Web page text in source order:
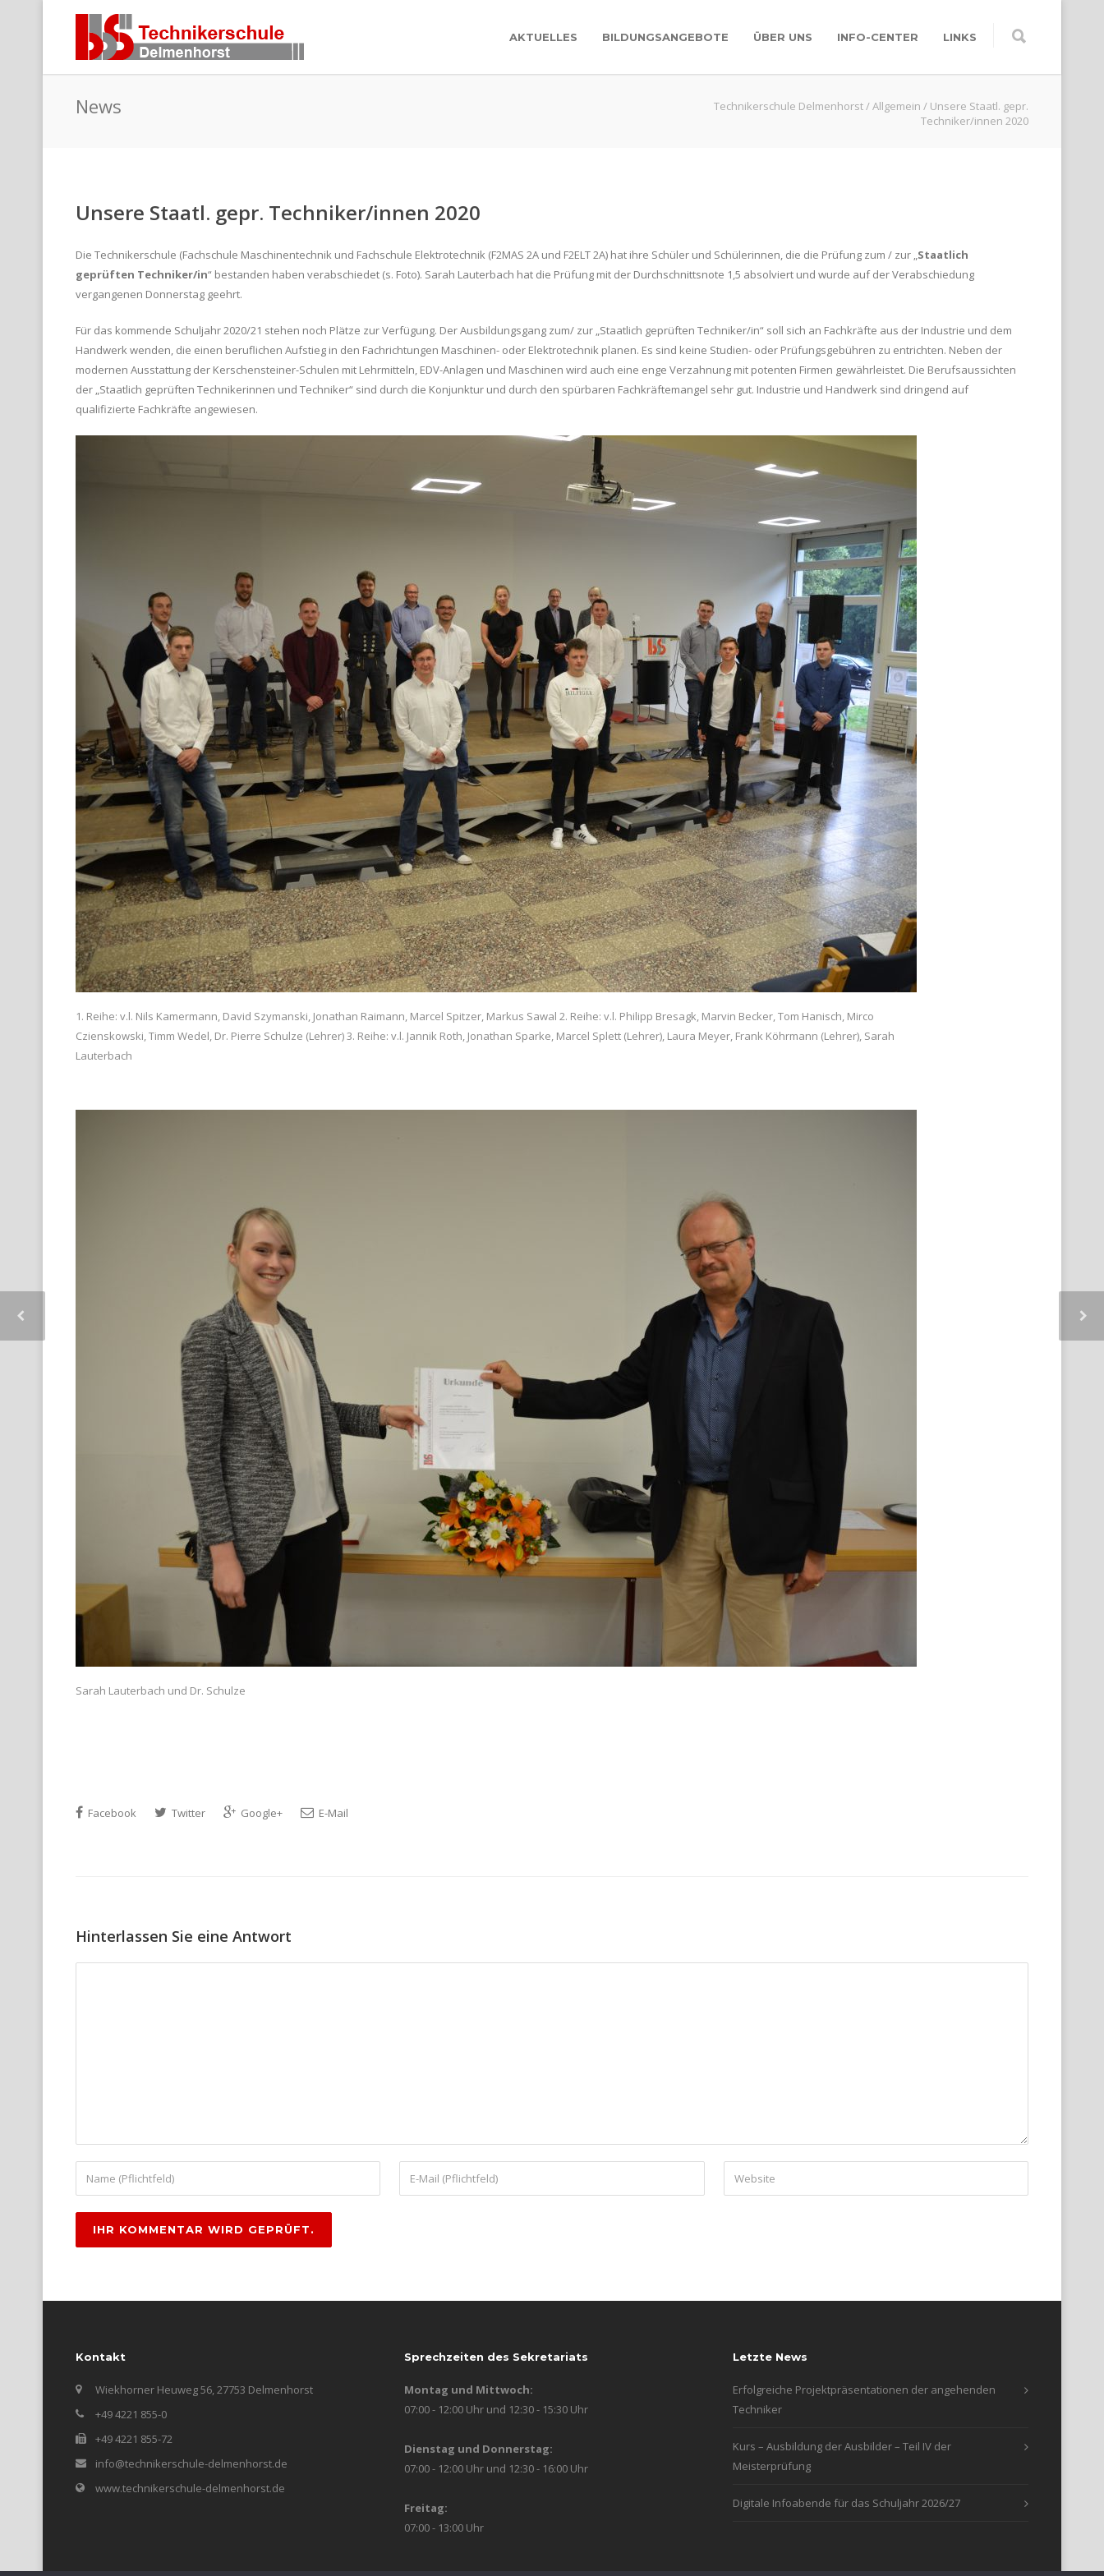
AKTUELLES BILDUNGSANGEBOTE ÜBER UNS INFO-CENTER LINKS
News Technikerschule Delmenhorst/Allgemein / Unsere Staatl. gepr.
Techniker/innen 2020
Unsere Staatl. gepr. Techniker/innen 2020
Die Technikerschule (Fachschule Maschinentechnik und Fachschule Elektrotechnik (F2MAS 2A und F2ELT 2A) hat ihre Schüler und Schülerinnen, die die Prüfung zum / zur „Staatlich
geprüften Techniker/in“ bestanden haben verabschiedet (s. Foto). Sarah Lauterbach hat die Prüfung mit der Durchschnittsnote 1,5 absolviert und wurde auf der Verabschiedung
vergangenen Donnerstag geehrt.
Für das kommende Schuljahr 2020/21 stehen noch Plätze zur Verfügung. Der Ausbildungsgang zum/ zur „Staatlich geprüften Techniker/in“ soll sich an Fachkräfte aus der Industrie und dem
Handwerk wenden, die einen beruflichen Aufstieg in den Fachrichtungen Maschinen- oder Elektrotechnik planen. Es sind keine Studien- oder Prüfungsgebühren zu entrichten. Neben der
modernen Ausstattung der Kerschensteiner-Schulen mit Lehrmitteln, EDV-Anlagen und Maschinen wird auch eine enge Verzahnung mit potenten Firmen gewährleistet. Die Berufsaussichten
der „Staatlich geprüften Technikerinnen und Techniker“ sind durch die Konjunktur und durch den spürbaren Fachkräftemangel sehr gut. Industrie und Handwerk sind dringend auf
qualifizierte Fachkräfte angewiesen.
1. Reihe: v.l. Nils Kamermann, David Szymanski, Jonathan Raimann, Marcel Spitzer, Markus Sawal 2. Reihe: v.l. Philipp Bresagk, Marvin Becker, Tom Hanisch, Mirco
Czienskowski, Timm Wedel, Dr. Pierre Schulze (Lehrer) 3. Reihe: v.l. Jannik Roth, Jonathan Sparke, Marcel Splett (Lehrer), Laura Meyer, Frank Köhrmann (Lehrer), Sarah
Lauterbach
Sarah Lauterbach und Dr. Schulze
Facebook Twitter Google+ E-Mail
Hinterlassen Sie eine Antwort
Kontakt
Wiekhorner Heuweg 56, 27753 Delmenhorst
+49 4221 855-0
+49 4221 855-72
info@technikerschule-delmenhorst.de
www.technikerschule-delmenhorst.de
Sprechzeiten des Sekretariats
Montag und Mittwoch:
07:00 - 12:00 Uhr und 12:30 - 15:30 Uhr
Dienstag und Donnerstag:
07:00 - 12:00 Uhr und 12:30 - 16:00 Uhr
Freitag:
07:00 - 13:00 Uhr
Letzte News
Erfolgreiche Projektpräsentationen der angehenden
Techniker
Kurs – Ausbildung der Ausbilder – Teil IV der
Meisterprüfung
Digitale Infoabende für das Schuljahr 2026/27